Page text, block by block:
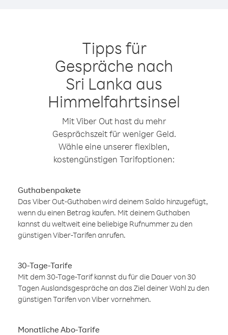
Tipps für
Gespräche nach
Sri Lanka aus
Himmelfahrtsinsel
Mit Viber Out hast du mehr
Gesprächszeit für weniger Geld.
Wähle eine unserer flexiblen,
kostengünstigen Tarifoptionen:
Guthabenpakete
Das Viber Out-Guthaben wird deinem Saldo hinzugefügt,
wenn du einen Betrag kaufen. Mit deinem Guthaben
kannst du weltweit eine beliebige Rufnummer zu den
günstigen Viber-Tarifen anrufen.
30-Tage-Tarife
Mit dem 30-Tage-Tarif kannst du für die Dauer von 30
Tagen Auslandsgespräche an das Ziel deiner Wahl zu den
günstigen Tarifen von Viber vornehmen.
Monatliche Abo-Tarife